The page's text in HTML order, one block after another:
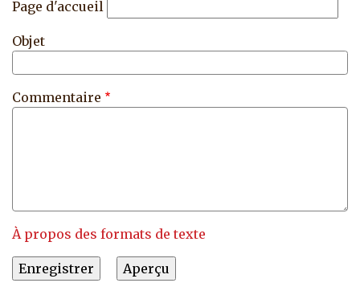
Page d'accueil
Objet
Commentaire
À propos des formats de texte